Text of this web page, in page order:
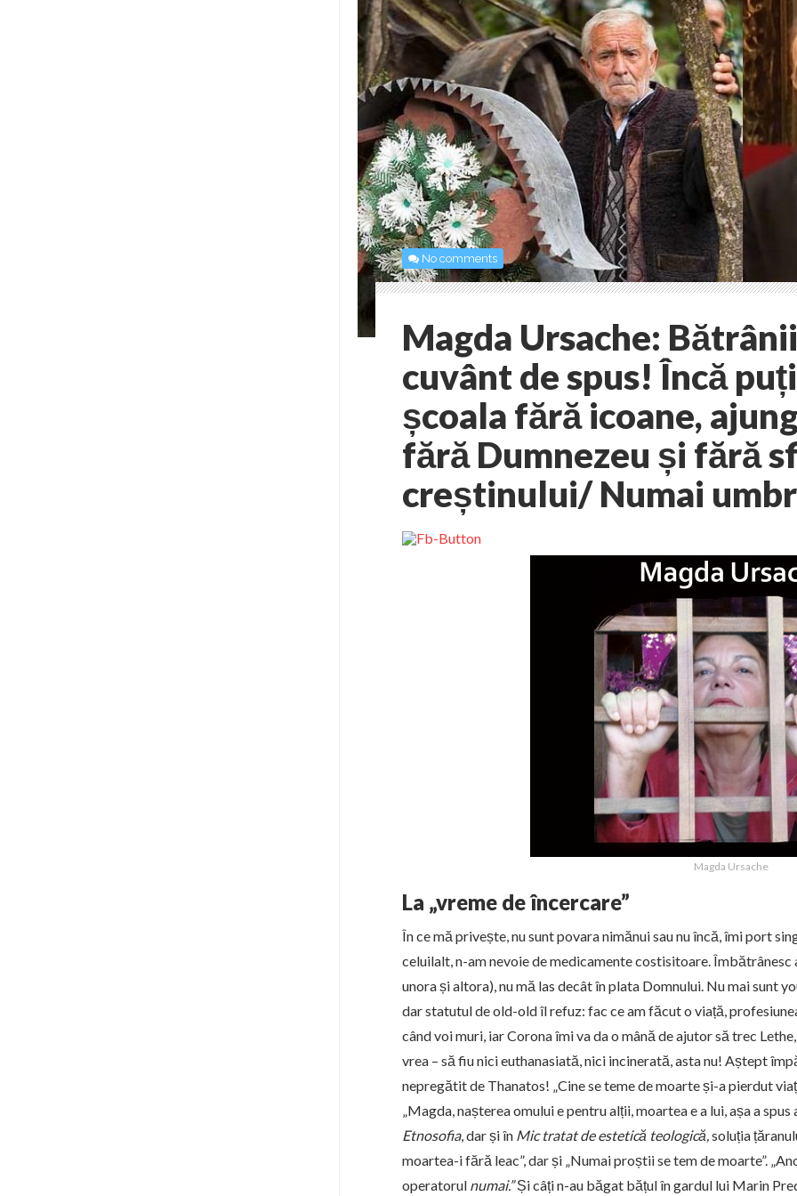
No comments
Magda Ursache:
cuvânt de spus! Încă
școala fără icoane,
fără Dumnezeu și fără
creștinului/ Numai
Magda Ursache
La „vreme de încercare”
În ce mă privește, nu sunt povara nimănui sau nu încă, îmi port
celuilalt, n-am nevoie de medicamente costisitoare.
unora și altora), nu mă las decât în plata Domnului. Nu mai sunt
dar statutul de old-old îl refuz: fac ce am făcut o viață,
când voi muri, iar Corona îmi va da o mână de ajutor să trec
vrea – să fiu nici euthanasiată, nici incinerată, asta nu! Aștept
nepregătit de Thanatos! „Cine se teme de moarte și-a pierdut
„Magda, nașterea omului e pentru alții, moartea e a lui, așa a
Etnosofia, dar și în Mic tratat de estetică teologică,soluția
moartea-i fără leac”, dar și „Numai proștii se tem de moarte”.
operatorul numai.”Și câți n-au băgat bățul în gardul lui Marin